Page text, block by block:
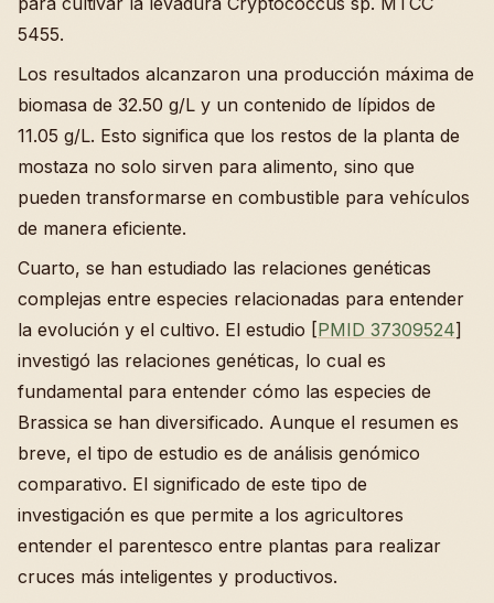
5455.
Los resultados alcanzaron una producción máxima de
biomasa de 32.50 g/L y un contenido de lípidos de
11.05 g/L. Esto significa que los restos de la planta de
mostaza no solo sirven para alimento, sino que
pueden transformarse en combustible para vehículos
de manera eficiente.
Cuarto, se han estudiado las relaciones genéticas
complejas entre especies relacionadas para entender
la evolución y el cultivo. El estudio [PMID 37309524]
investigó las relaciones genéticas, lo cual es
fundamental para entender cómo las especies de
Brassica se han diversificado. Aunque el resumen es
breve, el tipo de estudio es de análisis genómico
comparativo. El significado de este tipo de
investigación es que permite a los agricultores
entender el parentesco entre plantas para realizar
cruces más inteligentes y productivos.